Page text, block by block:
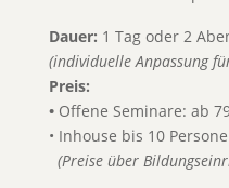
Dauer: 1 Tag oder 2
(individuelle Anpassung
Preis:
• Offene Seminare: ab
• Inhouse bis 10
(Preise über